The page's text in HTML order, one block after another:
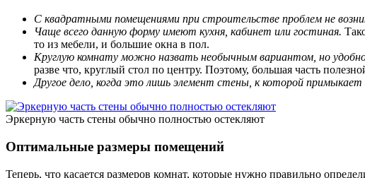
С квадратными помещениями при строительстве проблем не
Чаще всего данную форму имеют кухня, кабинет или гостиная.
то из мебели, и большие окна в пол.
Круглую комнату можно назвать необычным вариантом, но
разве что, круглый стол по центру. Поэтому, большая часть
Другое дело, когда это лишь элемент стены, к которой
Эркерную часть стены обычно полностью остекляют
Оптимальные размеры помещений
Теперь, что касается размеров комнат, которые нужно правильно